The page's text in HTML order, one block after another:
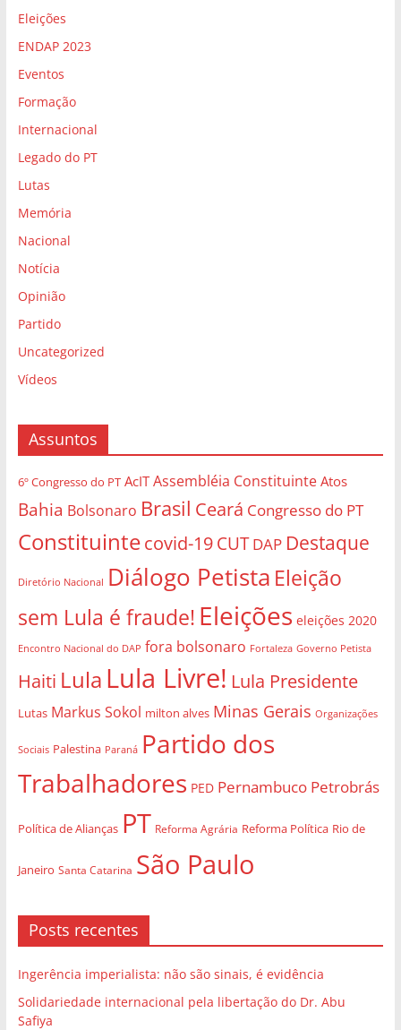
Eleições
ENDAP 2023
Eventos
Formação
Internacional
Legado do PT
Lutas
Memória
Nacional
Notícia
Opinião
Partido
Uncategorized
Vídeos
Assuntos
6º Congresso do PT AcIT Assembléia Constituinte Atos
Bahia Bolsonaro Brasil Ceará Congresso do PT
Constituintecovid-19CUT DAP Destaque
Diretório Nacional Diálogo Petista Eleição
sem Lula é fraude! Eleições eleições 2020
Encontro Nacional do DAP fora bolsonaro Fortaleza Governo Petista
Haiti Lula Lula Livre! Lula Presidente
Lutas Markus Sokol milton alves Minas Gerais Organizações
Sociais Palestina Paraná Partido dos
Trabalhadores PED Pernambuco Petrobrás
Política de Alianças PT Reforma Agrária Reforma Política Rio de
Janeiro Santa Catarina São Paulo
Posts recentes
Ingerência imperialista: não são sinais, é evidência
Solidariedade internacional pela libertação do Dr. Abu
Safiya